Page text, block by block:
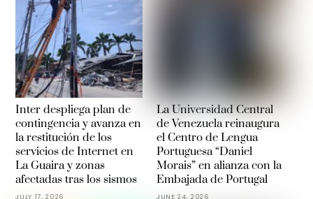
Inter despliega plan de
contingencia y avanza en
la restitución de los
servicios de Internet en
La Guaira y zonas
afectadas tras los sismos
JULY 17, 2026
La Universidad Central
de Venezuela reinaugura
el Centro de Lengua
Portuguesa “Daniel
Morais” en alianza con la
Embajada de Portugal
JUNE 24, 2026